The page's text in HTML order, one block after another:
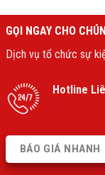
GỌI NGAY CHO
Dịch vụ tổ chức sự
Hotline
BÁO GIÁ NHANH